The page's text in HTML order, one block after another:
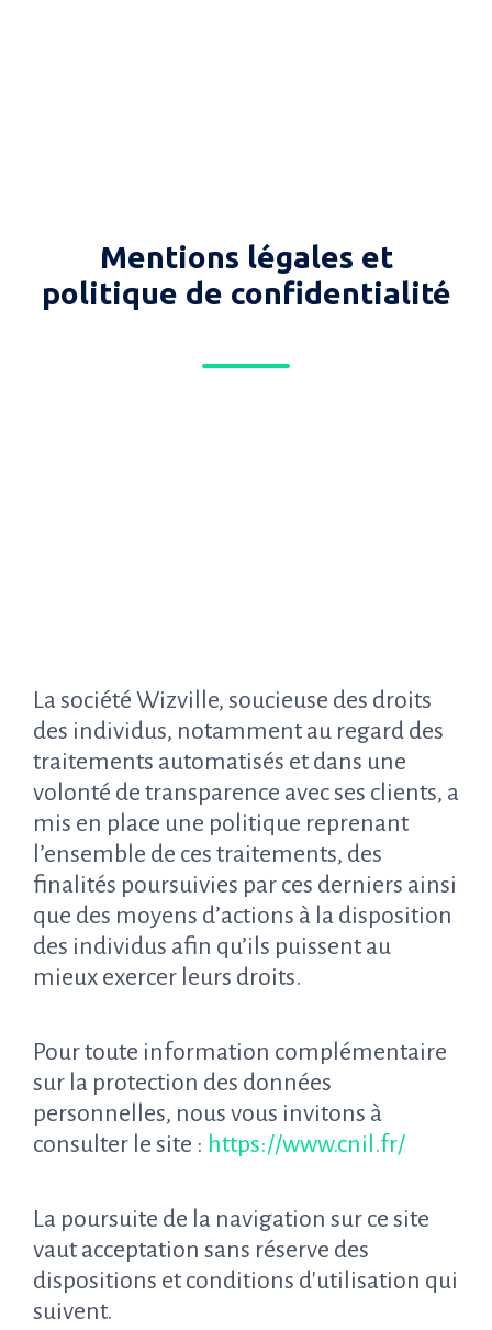
Mentions légales et
politique de confidentialité
La société Wizville, soucieuse des droits
des individus, notamment au regard des
traitements automatisés et dans une
volonté de transparence avec ses clients, a
mis en place une politique reprenant
l’ensemble de ces traitements, des
finalités poursuivies par ces derniers ainsi
que des moyens d’actions à la disposition
des individus afin qu’ils puissent au
mieux exercer leurs droits.
Pour toute information complémentaire
sur la protection des données
personnelles, nous vous invitons à
consulter le site : https://www.cnil.fr/
La poursuite de la navigation sur ce site
vaut acceptation sans réserve des
dispositions et conditions d'utilisation qui
suivent.